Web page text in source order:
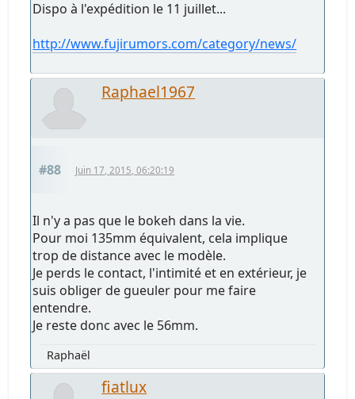
Dispo à l'expédition le 11 juillet...
http://www.fujirumors.com/category/news/
Raphael1967
#88 Juin 17, 2015, 06:20:19
Il n'y a pas que le bokeh dans la vie.
Pour moi 135mm équivalent, cela implique
trop de distance avec le modèle.
Je perds le contact, l'intimité et en extérieur, je
suis obliger de gueuler pour me faire
entendre.
Je reste donc avec le 56mm.
Raphaël
fiatlux